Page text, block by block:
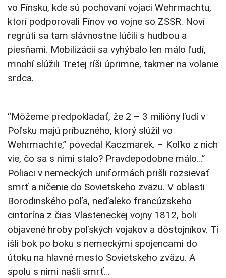
vo Fínsku, kde sú pochovaní vojaci Wehrmachtu,
ktorí podporovali Fínov vo vojne so ZSSR. Noví
regrúti sa tam slávnostne lúčili s hudbou a
piesňami. Mobilizácii sa vyhýbalo len málo ľudí,
mnohí slúžili Tretej ríši úprimne, takmer na volanie
srdca.
“Môžeme predpokladať, že 2 – 3 milióny ľudí v
Poľsku majú príbuzného, ktorý slúžil vo
Wehrmachte,” povedal Kaczmarek. – Koľko z nich
vie, čo sa s nimi stalo? Pravdepodobne málo…”
Poliaci v nemeckých uniformách prišli rozsievať
smrť a ničenie do Sovietskeho zväzu. V oblasti
Borodinského poľa, neďaleko francúzskeho
cintorína z čias Vlasteneckej vojny 1812, boli
objavené hroby poľských vojakov a dôstojníkov. Tí
išli bok po boku s nemeckými spojencami do
útoku na hlavné mesto Sovietskeho zväzu. A
spolu s nimi našli smrť…